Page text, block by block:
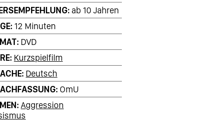
ab 10 Jahren
12 Minuten
DVD
Kurzspielfilm
Deutsch
OmU
Aggression